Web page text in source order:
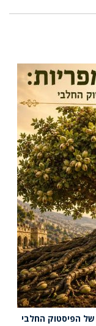
של הפיסטוק החלבי